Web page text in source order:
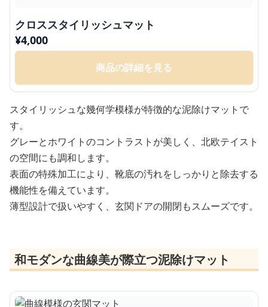
クロススタイリッシュマット
¥4,000
商品の詳細を見る
スタイリッシュな幾何学模様が特徴的な泥除けマットで
す。
グレーとホワイトのコントラストが美しく、北欧テイスト
の空間にも調和します。
表面の特殊加工により、靴底の汚れをしっかりと除去する
機能性を備えています。
薄型設計で扱いやすく、玄関ドアの開閉もスムーズです。
和モダンな曲線美が際立つ泥除けマット